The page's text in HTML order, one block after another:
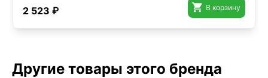
2 523 ₽  В корзину
Другие товары этого бренда